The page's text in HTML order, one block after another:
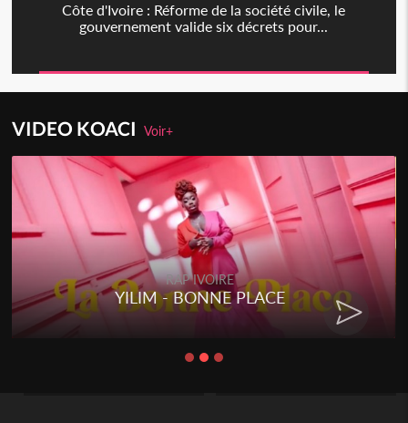
Côte d'Ivoire : Réforme de la société civile, le
gouvernement valide six décrets pour...
VIDEO KOACIVoir+
RAP IVOIRE
YILIM - BONNE PLACE